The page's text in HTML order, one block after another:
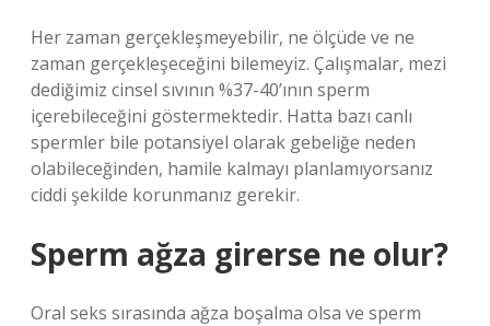
Her zaman gerçekleşmeyebilir, ne ölçüde ve ne
zaman gerçekleşeceğini bilemeyiz. Çalışmalar, mezi
dediğimiz cinsel sıvının %37-40’ının sperm
içerebileceğini göstermektedir. Hatta bazı canlı
spermler bile potansiyel olarak gebeliğe neden
olabileceğinden, hamile kalmayı planlamıyorsanız
ciddi şekilde korunmanız gerekir.
Sperm ağza girerse ne olur?
Oral seks sırasında ağza boşalma olsa ve sperm